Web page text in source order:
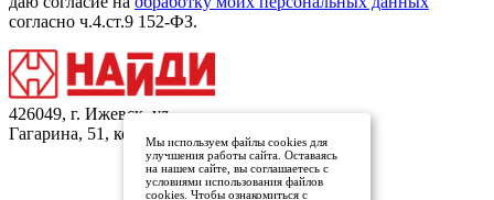
согласно ч.4.ст.9 152-ФЗ.
426049, г. Ижевск, ул.
Гагарина, 51, кор.1
Заказать обратный звонок
Мы используем файлы cookies для
улучшения работы сайта. Оставаясь
на нашем сайте, вы соглашаетесь с
условиями использования файлов
cookies. Чтобы ознакомиться с